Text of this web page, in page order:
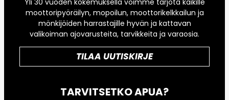
Yli 30 vuoden kokemuksella voimme tarjota kaikille
moottoripyöräilyn, mopoilun, moottorikelkkailun ja
mönkijöiden harrastajille hyvän ja kattavan
valikoiman ajovarusteita, tarvikkeita ja varaosia.
TILAA UUTISKIRJE
TARVITSETKO APUA?